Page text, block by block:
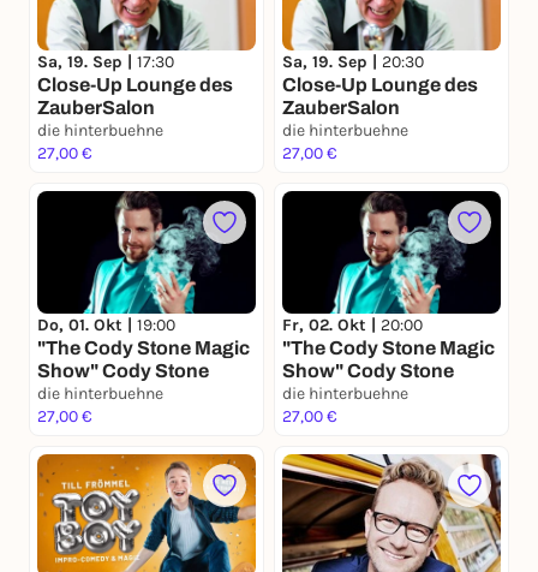
Sa, 19. Sep | 17:30
Close-Up Lounge des
ZauberSalon
die hinterbuehne
27,00 €
Sa, 19. Sep | 20:30
Close-Up Lounge des
ZauberSalon
die hinterbuehne
27,00 €
Do, 01. Okt | 19:00
"The Cody Stone Magic
Show" Cody Stone
die hinterbuehne
27,00 €
Fr, 02. Okt | 20:00
"The Cody Stone Magic
Show" Cody Stone
die hinterbuehne
27,00 €